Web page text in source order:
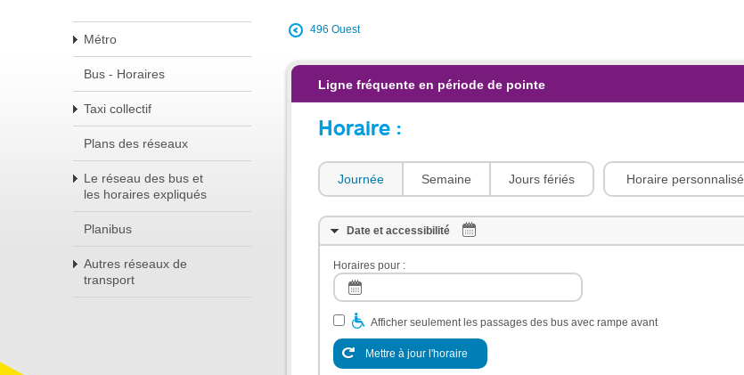
Métro
Bus - Horaires
Taxi collectif
Plans des réseaux
Le réseau des bus et
les horaires expliqués
Planibus
Autres réseaux de
transport
496 Ouest
Ligne fréquente en période de pointe
Horaire :
Journée Semaine Jours fériés Horaire personnalisé
Date et accessibilité
Horaires pour :
Afficher seulement les passages des bus avec rampe avant
Mettre à jour l'horaire